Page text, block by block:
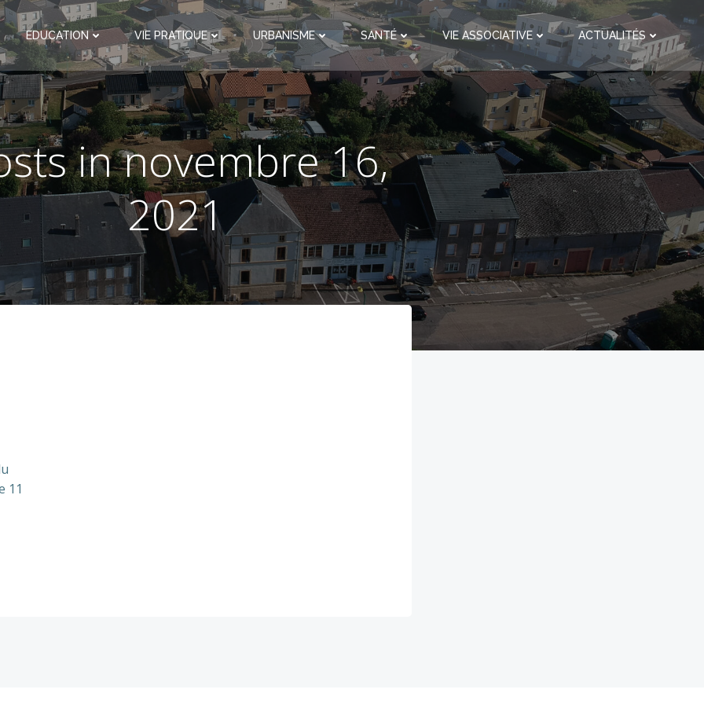
EDUCATION VIE PRATIQUE URBANISME SANTÉ VIE ASSOCIATIVE ACTUALITÉS
in novembre 16,
2021
11